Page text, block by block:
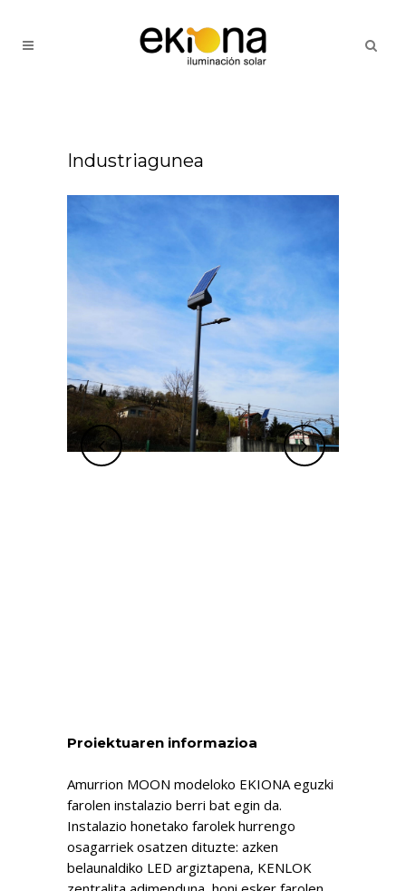
Industriagunea
Proiektuaren informazioa
Amurrion MOON modeloko EKIONA eguzki
farolen instalazio berri bat egin da.
Instalazio honetako farolek hurrengo
osagarriek osatzen dituzte: azken
belaunaldiko LED argiztapena, KENLOK